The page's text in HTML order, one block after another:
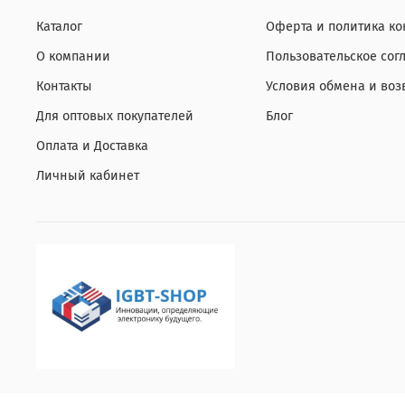
Каталог
О компании
Контакты
Для оптовых покупателей
Оплата и Доставка
Личный кабинет
Оферта и политика
Пользовательское
Условия обмена и
Блог